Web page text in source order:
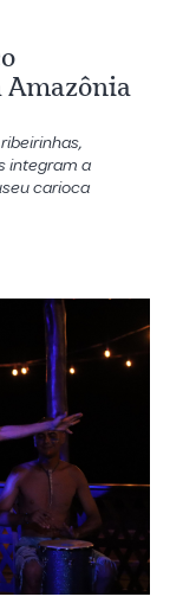
Amazônia
integram a
carioca